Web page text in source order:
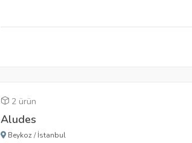
2 ürün
Aludes
Beykoz/İstanbul